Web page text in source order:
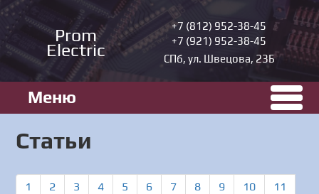
Prom
Electric
+7 (812) 952-38-45
+7 (921) 952-38-45
СПб, ул. Швецова, 23Б
Меню
Статьи
1 2 3 4 5 6 7 8 9 10
11